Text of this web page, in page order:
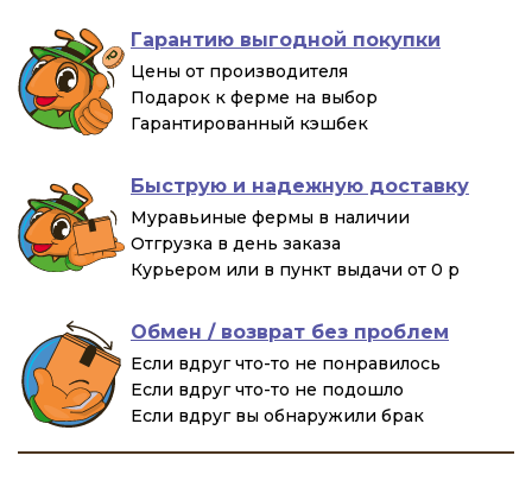
Гарантию выгодной покупки
Цены от производителя
Подарок к ферме на выбор
Гарантированный кэшбек
Быструю и надежную доставку
Муравьиные фермы в наличии
Отгрузка в день заказа
Курьером или в пункт выдачи от 0 р
Обмен / возврат без проблем
Если вдруг что-то не понравилось
Если вдруг что-то не подошло
Если вдруг вы обнаружили брак